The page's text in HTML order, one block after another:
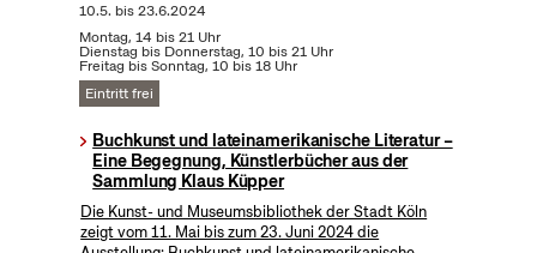
10.5. bis23.6.2024
Montag, 14 bis 21 Uhr
Dienstag bis Donnerstag, 10 bis 21 Uhr
Freitag bis Sonntag, 10 bis 18 Uhr
Eintritt frei
Buchkunst und lateinamerikanische Literatur –
Eine Begegnung, Künstlerbücher aus der
Sammlung Klaus Küpper
Die Kunst- und Museumsbibliothek der Stadt Köln
zeigt vom 11. Mai bis zum 23. Juni 2024 die